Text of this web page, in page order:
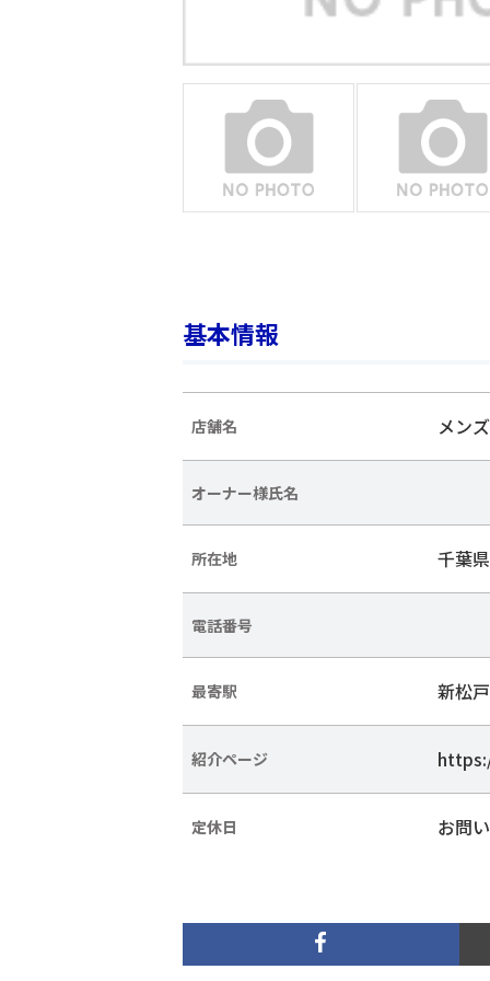
基本情報
店舗名 メン
オーナー様氏名
所在地 千葉
電話番号
最寄駅 新松
紹介ページ
定休日 お問